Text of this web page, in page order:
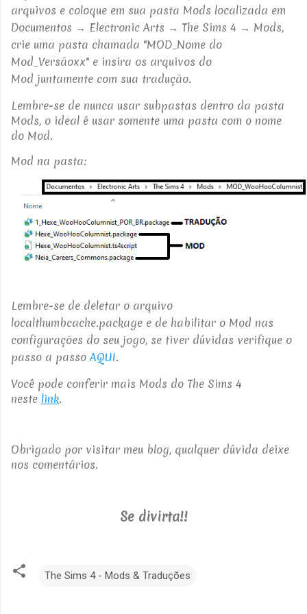
arquivos e coloque em sua pasta Mods localizada em
Documentos → Electronic Arts → The Sims 4 → Mods,
crie uma pasta chamada "MOD_Nome do
Mod_Versãoxx" e insira os arquivos do
Mod juntamente com sua tradução.
Lembre-se de nunca usar subpastas dentro da pasta
Mods, o ideal é usar somente uma pasta com o nome
do Mod.
Mod na pasta:
Lembre-se de deletar o arquivo
localthumbcache.package e de habilitar o Mod nas
configurações do seu jogo, se tiver dúvidas verifique o
passo a passo AQUI.
Você pode conferir mais Mods do The Sims 4
neste link.
Obrigado por visitar meu blog, qualquer dúvida deixe
nos comentários.
Se divirta!!
The Sims 4 - Mods & Traduções